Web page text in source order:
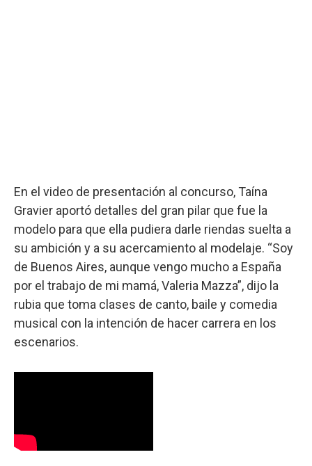
En el video de presentación al concurso, Taína
Gravier aportó detalles del gran pilar que fue la
modelo para que ella pudiera darle riendas suelta a
su ambición y a su acercamiento al modelaje. “Soy
de Buenos Aires, aunque vengo mucho a España
por el trabajo de mi mamá, Valeria Mazza”, dijo la
rubia que toma clases de canto, baile y comedia
musical con la intención de hacer carrera en los
escenarios.